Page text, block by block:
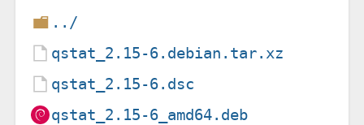
../
qstat_2.15-6.debian.tar.xz
qstat_2.15-6.dsc
qstat_2.15-6_amd64.deb